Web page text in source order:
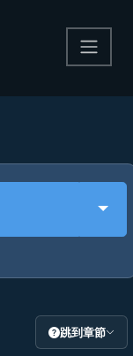
跳到章節